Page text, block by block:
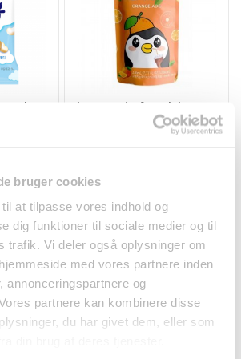
bruger cookies
at tilpasse vores indhold og
dig funktioner til sociale medier og til
trafik. Vi deler også oplysninger om
med vores partnere inden
annonceringspartnere og
partnere kan kombinere disse
du har givet dem, eller som
Lemonade Appelsin
230ml Cantabile